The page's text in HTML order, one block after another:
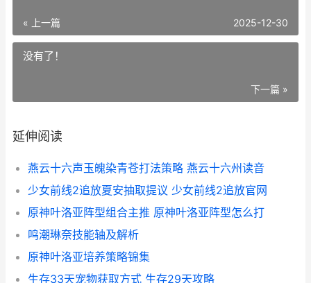
« 上一篇 2025-12-30
没有了！
下一篇 »
延伸阅读
燕云十六声玉魄染青苍打法策略 燕云十六州读音
少女前线2追放夏安抽取提议 少女前线2追放官网
原神叶洛亚阵型组合主推 原神叶洛亚阵型怎么打
鸣潮琳奈技能轴及解析
原神叶洛亚培养策略锦集
生存33天宠物获取方式 生存29天攻略